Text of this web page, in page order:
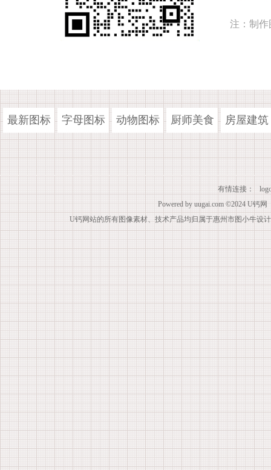
注：制作
最新图标 字母图标 动物图标 厨师美食 房屋建筑
有情连接：
Powered by uugai.com ©2024 U钙网
U钙网站的所有图像素材、技术产品均归属于惠州市图小牛设